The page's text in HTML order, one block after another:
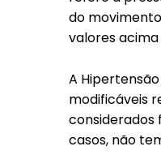
do
valores acima
A
modificáveis
considerados
casos, não